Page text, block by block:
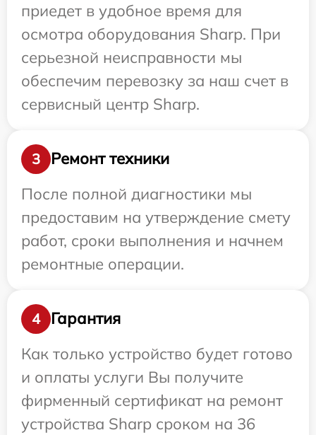
приедет в удобное время для
осмотра оборудования Sharp. При
серьезной неисправности мы
обеспечим перевозку за наш счет в
сервисный центр Sharp.
3
Ремонт техники
После полной диагностики мы
предоставим на утверждение смету
работ, сроки выполнения и начнем
ремонтные операции.
4
Гарантия
Как только устройство будет готово
и оплаты услуги Вы получите
фирменный сертификат на ремонт
устройства Sharp сроком на 36